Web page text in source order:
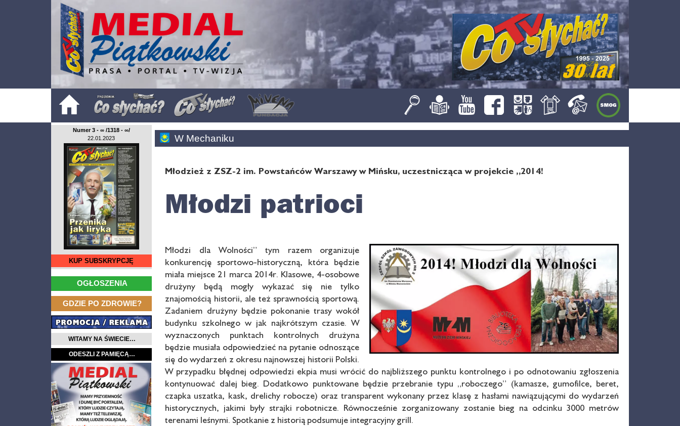
Numer 3 - ∞ /1318 - ∞/
22.01.2023
KUP SUBSKRYPCJĘ
OGŁOSZENIA
GDZIE PO ZDROWIE?
WITAMY NA ŚWIECIE…
ODESZLI Z PAMIĘCĄ…
W Mechaniku
Młodzież z ZSZ-2 im. Powstańców Warszawy w Mińsku, uczestnicząca w projekcie „2014!
Młodzi patrioci
Młodzi dla Wolności” tym razem organizuje
konkurencję sportowo-historyczną, która będzie
miała miejsce 21 marca 2014r. Klasowe, 4-osobowe
drużyny będą mogły wykazać się nie tylko
znajomością historii, ale też sprawnością sportową.
Zadaniem drużyny będzie pokonanie trasy wokół
budynku szkolnego w jak najkrótszym czasie. W
wyznaczonych punktach kontrolnych drużyna
będzie musiała odpowiedzieć na pytanie odnoszące
się do wydarzeń z okresu najnowszej historii Polski.
W przypadku błędnej odpowiedzi ekpia musi wrócić do najbliższego punktu kontrolnego i po odnotowaniu zgłoszenia
kontynuować dalej bieg. Dodatkowo punktowane będzie przebranie typu „roboczego” (kamasze, gumofilce, beret,
czapka uszatka, kask, drelichy robocze) oraz transparent wykonany przez klasę z hasłami nawiązującymi do wydarzeń
historycznych, jakimi były strajki robotnicze. Równocześnie zorganizowany zostanie bieg na odcinku 3000 metrów
terenami leśnymi. Spotkanie z historią podsumuje integracyjny grill.